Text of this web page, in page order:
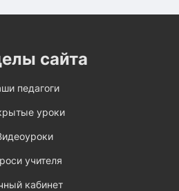
сайта
педагоги
уроки
учителя
кабинет